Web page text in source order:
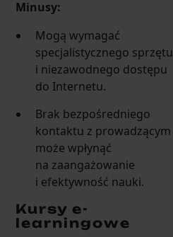
Minusy:
Mogą wymagać
specjalistycznego sprzętu
i niezawodnego dostępu
do Internetu.
Brak bezpośredniego
kontaktu z prowadzącym
może wpłynąć
na zaangażowanie
i efektywność nauki.
Kursy e-
learningowe